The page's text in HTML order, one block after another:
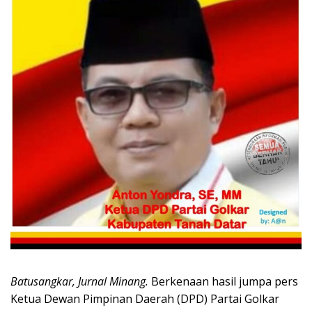
Batusangkar, Jurnal Minang. Berkenaan hasil jumpa pers
Ketua Dewan Pimpinan Daerah (DPD) Partai Golkar